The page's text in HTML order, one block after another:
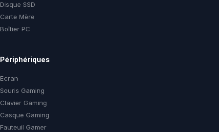
Disque SSD
Carte Mère
Boîtier PC
Périphériques
Ecran
Souris Gaming
Clavier Gaming
Casque Gaming
Fauteuil Gamer